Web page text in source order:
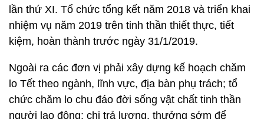
lần thứ XI. Tổ chức tổng kết năm 2018 và triển khai
nhiệm vụ năm 2019 trên tinh thần thiết thực, tiết
kiệm, hoàn thành trước ngày 31/1/2019.
Ngoài ra các đơn vị phải xây dựng kế hoạch chăm
lo Tết theo ngành, lĩnh vực, địa bàn phụ trách; tổ
chức chăm lo chu đáo đời sống vật chất tinh thần
người lao động; chi trả lương, thưởng sớm để